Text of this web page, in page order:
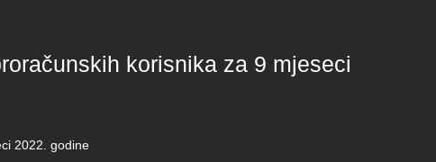
korisnika za 9 mjeseci
2022. godine